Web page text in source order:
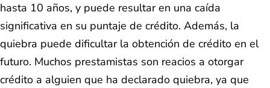
hasta 10 años, y puede resultar en una caída
significativa en su puntaje de crédito. Además, la
quiebra puede dificultar la obtención de crédito en el
futuro. Muchos prestamistas son reacios a otorgar
crédito a alguien que ha declarado quiebra, ya que